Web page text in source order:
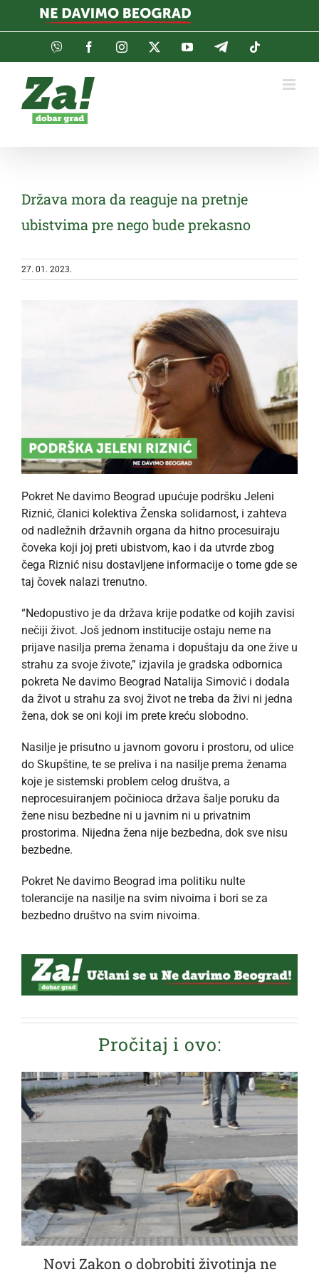
Viber FacebookInstagramTwitterYouTubeTelegram
Država mora da reaguje na pretnje
ubistvima pre nego bude prekasno
27. 01. 2023.
Pokret Ne davimo Beograd upućuje podršku Jeleni
Riznić, članici kolektiva Ženska solidarnost, i zahteva
od nadležnih državnih organa da hitno procesuiraju
čoveka koji joj preti ubistvom, kao i da utvrde zbog
čega Riznić nisu dostavljene informacije o tome gde se
taj čovek nalazi trenutno.
“Nedopustivo je da država krije podatke od kojih zavisi
nečiji život. Još jednom institucije ostaju neme na
prijave nasilja prema ženama i dopuštaju da one žive u
strahu za svoje živote,” izjavila je gradska odbornica
pokreta Ne davimo Beograd Natalija Simović i dodala
da život u strahu za svoj život ne treba da živi ni jedna
žena, dok se oni koji im prete kreću slobodno.
Nasilje je prisutno u javnom govoru i prostoru, od ulice
do Skupštine, te se preliva i na nasilje prema ženama
koje je sistemski problem celog društva, a
neprocesuiranjem počinioca država šalje poruku da
žene nisu bezbedne ni u javnim ni u privatnim
prostorima. Nijedna žena nije bezbedna, dok sve nisu
bezbedne.
Pokret Ne davimo Beograd ima politiku nulte
tolerancije na nasilje na svim nivoima i bori se za
bezbedno društvo na svim nivoima.
Pročitaj i ovo:
Novi Zakon o dobrobiti životinja ne